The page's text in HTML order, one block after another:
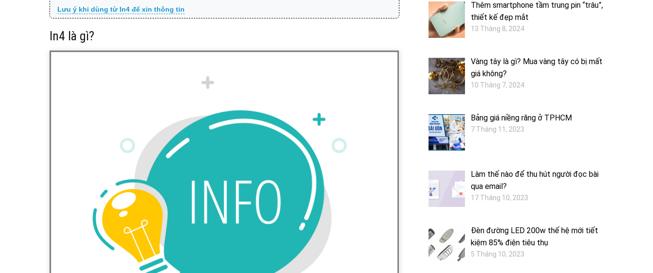
Lưu ý khi dùng từ In4 để xin thông tin
In4 là gì?
Thêm smartphone tầm trung pin “trâu”,
thiết kế đẹp mắt
13 Tháng 8, 2024
Vàng tây là gì? Mua vàng tây có bị mất
giá không?
10 Tháng 7, 2024
Bảng giá niềng răng ở TPHCM
7 Tháng 11, 2023
Làm thế nào để thu hút người đọc bài
qua email?
17 Tháng 10, 2023
Đèn đường LED 200w thế hệ mới tiết
kiệm 85% điện tiêu thụ
5 Tháng 10, 2023